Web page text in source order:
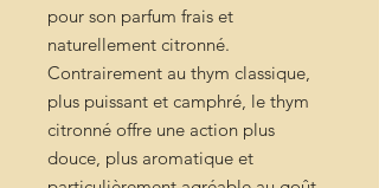
pour son parfum frais et
naturellement citronné.
Contrairement au thym classique,
plus puissant et camphré, le thym
citronné offre une action plus
douce, plus aromatique et